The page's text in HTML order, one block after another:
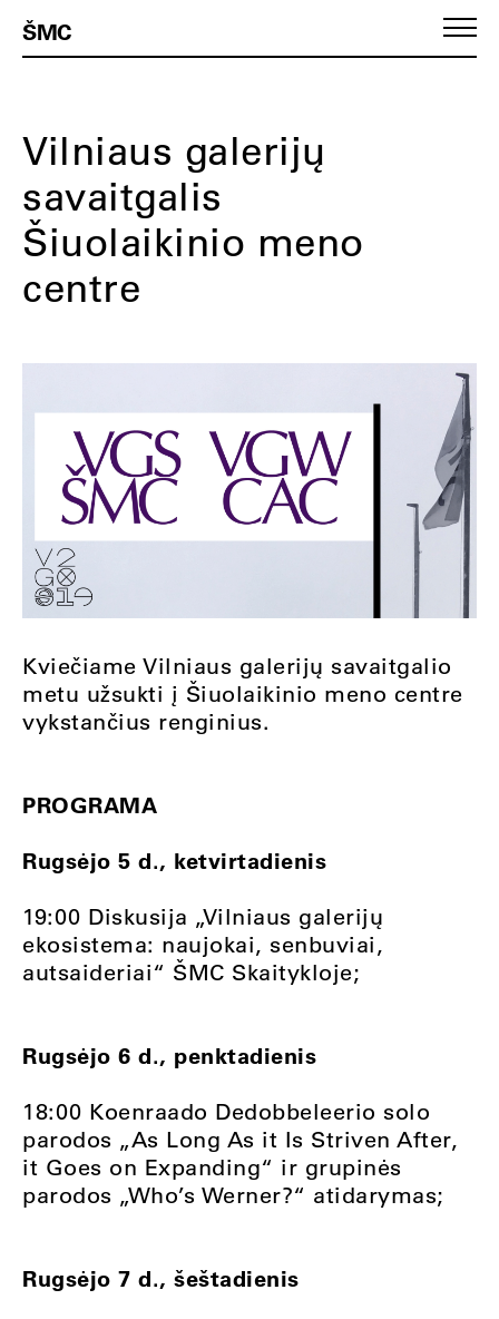
ŠMC
Vilniaus galerijų
savaitgalis
Šiuolaikinio meno
centre
Kviečiame Vilniaus galerijų savaitgalio
metu užsukti į Šiuolaikinio meno centre
vykstančius renginius.
PROGRAMA
Rugsėjo 5 d., ketvirtadienis
19:00 Diskusija „Vilniaus galerijų
ekosistema: naujokai, senbuviai,
autsaideriai“ ŠMC Skaitykloje;
Rugsėjo 6 d., penktadienis
18:00 Koenraado Dedobbeleerio solo
parodos „As Long As it Is Striven After,
it Goes on Expanding“ ir grupinės
parodos „Who’s Werner?“ atidarymas;
Rugsėjo 7 d., šeštadienis